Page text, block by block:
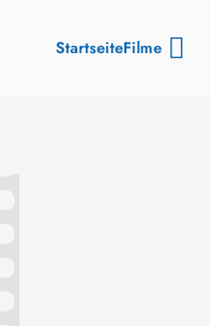
StartseiteFilme